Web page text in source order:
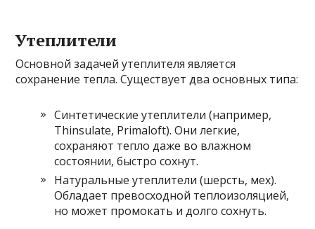
Утеплители
Основной задачей утеплителя является
сохранение тепла. Существует два основных типа:
Синтетические утеплители (например,
Thinsulate, Primaloft). Они легкие,
сохраняют тепло даже во влажном
состоянии, быстро сохнут.
Натуральные утеплители (шерсть, мех).
Обладает превосходной теплоизоляцией,
но может промокать и долго сохнуть.